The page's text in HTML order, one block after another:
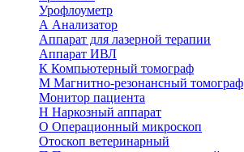
Урофлоуметр
А Анализатор
Аппарат для лазерной терапии
Аппарат ИВЛ
К Компьютерный томограф
М Магнитно-резонансный томограф
Монитор пациента
Н Наркозный аппарат
О Операционный микроскоп
Отоскоп ветеринарный